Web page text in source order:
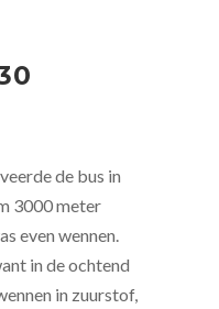
de bus in
3000 meter
even wennen.
in de ochtend
in zuurstof,